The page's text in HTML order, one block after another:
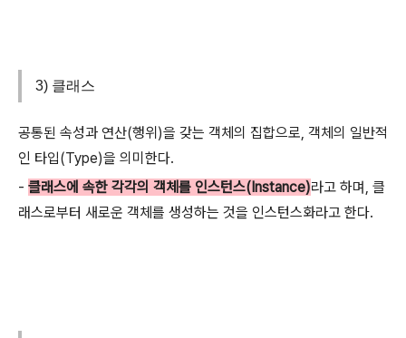
3) 클래스
공통된 속성과 연산(행위)을 갖는 객체의 집합으로, 객체의 일반적
인 타입(Type)을 의미한다.
- 클래스에 속한 각각의 객체를 인스턴스(Instance)라고 하며, 클
래스로부터 새로운 객체를 생성하는 것을 인스턴스화라고 한다.